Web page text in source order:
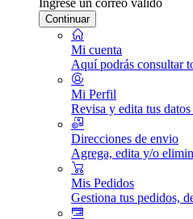
Continuar
Mi cuenta
Aquí podrás consultar
Mi Perfil
Revisa y edita tus datos
Direcciones de envio
Agrega, edita y/o
Mis Pedidos
Gestiona tus pedidos,